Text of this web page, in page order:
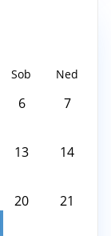
Sob Ned
6 7
13 14
20 21